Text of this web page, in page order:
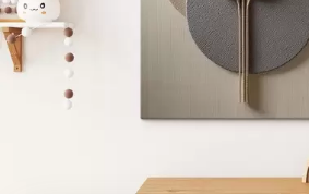
Від363
Яскраві, насичені кольори
Стійкість до вицвітання
Безпечне чорнило без запаху
Поверхня з текстурою полотна